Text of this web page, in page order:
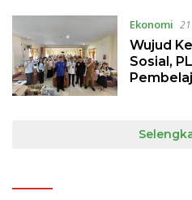
Ekonomi
Wujud
Sosial,